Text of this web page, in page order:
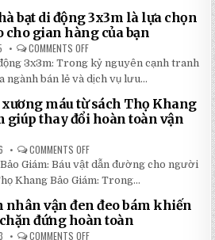
RẺ
TẠI
NHẬT
ĐÔNG
100
TRANG
MỚI
2026:
GIẢM
GIÁ
SỐ
TẬN
GỐC
TẠI
NHẬT
bạt di động 3x3m là lựa chọn
cho gian hàng của bạn
COMMENTS OFF
5
LÝ
DO
NHÀ
BẠT
DI
ĐỘNG
3X3M
LỰA
HOÀN
HẢO
CHO
HÀNG
CỦA
BẠN
3x3m: Trong kỷ nguyên cạnh tranh
ngành bán lẻ và dịch vụ lưu...
xương máu từ sách Thọ Khang
giúp thay đổi hoàn toàn vận
COMMENTS OFF
5
BÀI
HỌC
XƯƠNG
MÁU
TỪ
SÁCH
THỌ
Giám: Báu vật dẫn đường cho người
Khang Bảo Giám: Trong...
nhân vận đen đeo bám khiến
đứng hoàn toàn
COMMENTS OFF